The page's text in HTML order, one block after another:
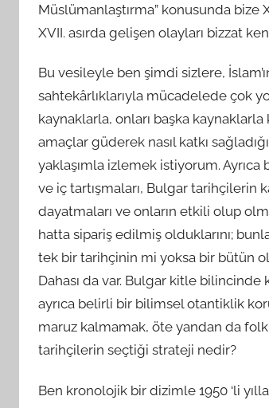
Müslümanlaştırma” konusunda bize
XVII. asırda gelişen olayları bizzat
Bu vesileyle ben şimdi sizlere,
sahtekârlıklarıyla mücadelede çok
kaynaklarla, onları başka
amaçlar güderek nasıl katkı
yaklaşımla izlemek istiyorum.
ve iç tartışmaları, Bulgar tarihçilerin
dayatmaları ve onların etkili olup
hatta sipariş edilmiş olduklarını;
tek bir tarihçinin mi yoksa bir bütün
Dahası da var. Bulgar kitle
ayrıca belirli bir bilimsel otantiklik
maruz kalmamak, öte yandan da
tarihçilerin seçtiği strateji nedir?
Ben kronolojik bir dizimle 1950 ‘li